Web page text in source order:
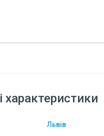
характеристики
Львів